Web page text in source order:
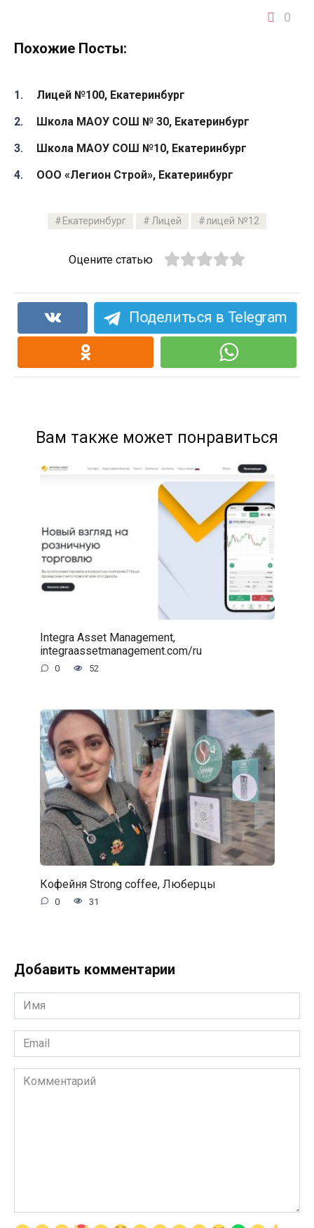
0
Похожие Посты:
Лицей №100, Екатеринбург
Школа МАОУ СОШ № 30, Екатеринбург
Школа МАОУ СОШ №10, Екатеринбург
ООО «Легион Строй», Екатеринбург
Екатеринбург Лицей лицей №12
Оцените статью
Поделиться в Telegram
Вам также может понравиться
Integra Asset Management,
integraassetmanagement.com/ru
0 52
Кофейня Strong coffee, Люберцы
0 31
Добавить комментарии
Имя
*
Email
*
Комментарий